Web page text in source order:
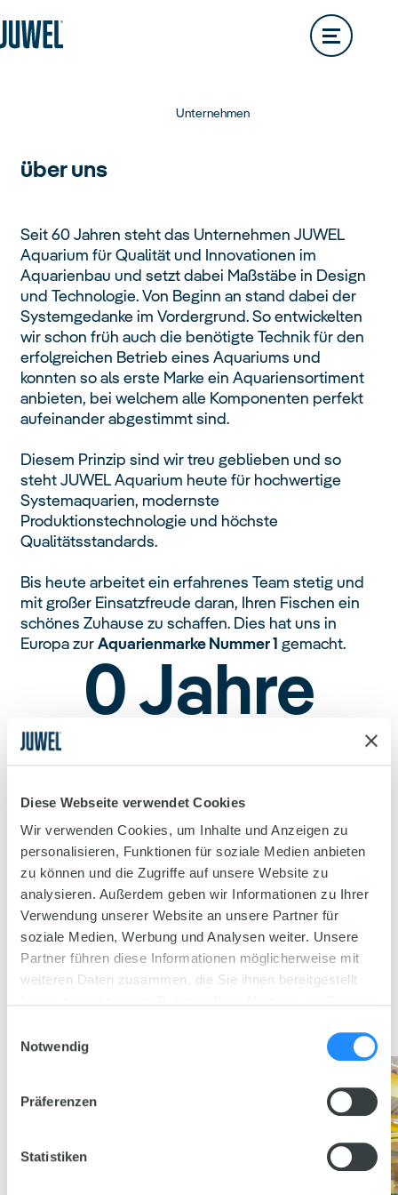
Diese Webseite verwendet Cookies
Wir verwenden Cookies, um Inhalte und Anzeigen zu
personalisieren, Funktionen für soziale Medien anbieten
zu können und die Zugriffe auf unsere Website zu
analysieren. Außerdem geben wir Informationen zu Ihrer
Verwendung unserer Website an unsere Partner für
soziale Medien, Werbung und Analysen weiter. Unsere
Partner führen diese Informationen möglicherweise mit
weiteren Daten zusammen, die Sie ihnen bereitgestellt
Notwendig
Präferenzen
Statistiken
Händlersuche
Aquarien
Übersicht
Primo
Primo 110L
Primo 57L
Primo 70L
Vio
Vio 54L
Service & Kontakt
Übersicht
Unternehmen
über uns
Seit 60 Jahren steht das Unternehmen JUWEL
Aquarium für Qualität und Innovationen im
Aquarienbau und setzt dabei Maßstäbe in Design
und Technologie. Von Beginn an stand dabei der
Systemgedanke im Vordergrund. So entwickelten
wir schon früh auch die benötigte Technik für den
erfolgreichen Betrieb eines Aquariums und
konnten so als erste Marke ein Aquariensortiment
anbieten, bei welchem alle Komponenten perfekt
aufeinander abgestimmt sind.
Diesem Prinzip sind wir treu geblieben und so
steht JUWEL Aquarium heute für hochwertige
Systemaquarien, modernste
Produktionstechnologie und höchste
Qualitätsstandards.
Bis heute arbeitet ein erfahrenes Team stetig und
mit großer Einsatzfreude daran, Ihren Fischen ein
schönes Zuhause zu schaffen. Dies hat uns in
Europa zurAquarienmarke Nummer 1 gemacht.
0Jahre
0+
In über 30 Länder vertreten
0%